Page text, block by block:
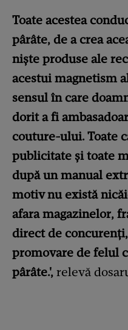
Toate acestea
pârâte, de a crea
niște produse ale
acestui magnetism
sensul în care
dorit a fi
couture-ului. Toate
publicitate și toate
după un manual
motiv nu există
afara magazinelor,
direct de
promovare de felul
pârâte.', relevă